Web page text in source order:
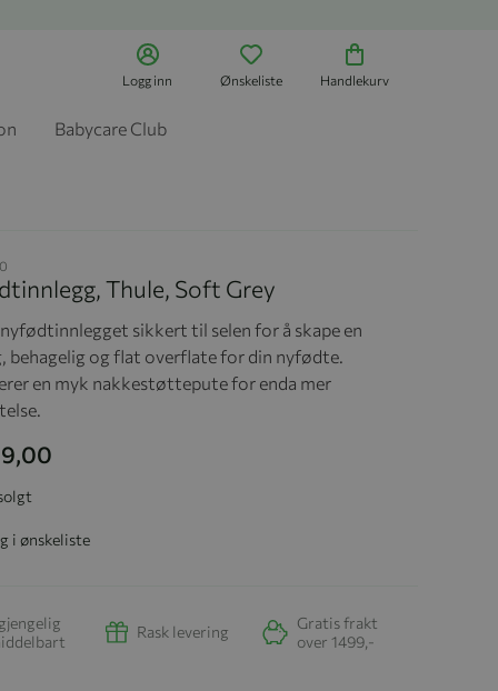
Logg inn Ønskeliste Handlekurv
Babycare Club
Thule, Soft Grey
sikkert til selen for å skape en
behagelig og flat overflate for din nyfødte.
en myk nakkestøttepute for enda mer
i ønskeliste
Rask levering
Gratis frakt
over 1499,-